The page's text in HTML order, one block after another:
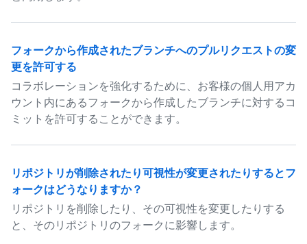
フォークから作成されたブランチへのプルリクエストの変
更を許可する
コラボレーションを強化するために、お客様の個人用アカ
ウント内にあるフォークから作成したブランチに対するコ
ミットを許可することができます。
リポジトリが削除されたり可視性が変更されたりするとフ
ォークはどうなりますか？
リポジトリを削除したり、その可視性を変更したりする
と、そのリポジトリのフォークに影響します。